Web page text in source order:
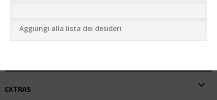
Aggiungi alla lista dei desideri
EXTRAS